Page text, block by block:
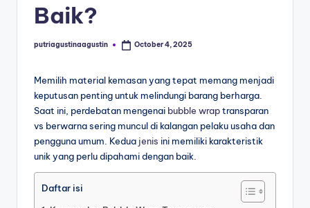
Baik?
putriagustinaagustin October 4, 2025
Memilih material kemasan yang tepat memang menjadi
keputusan penting untuk melindungi barang berharga.
Saat ini, perdebatan mengenai bubble wraptransparan
vs berwarna sering muncul di kalangan pelaku usaha dan
pengguna umum. Kedua jenis ini memiliki karakteristik
unik yang perlu dipahami dengan baik.
Daftar isi